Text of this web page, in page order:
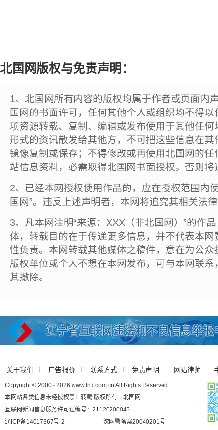
北国网版权与免责声明：
1、北国网所有内容的版权均属于作者或页面内
国网的书面许可，任何其他个人或组织均不得
项资源转载、复制、编辑或发布使用于其他任
形式的资讯散发给其他方，不可把这些信息在
镜像复制或保存；不得修改或再使用北国网的
站信息资料，必需取得北国网书面授权。否则将
2、已经本网授权使用作品的，应在授权范围内
国网”。违反上述声明者，本网将追究其相关法
3、凡本网注明“来源：XXX（非北国网）”的作
体，转载目的在于传递更多信息，并不代表本
性负责。本网转载其他媒体之稿件，意在为公
版权单位或个人不想在本网发布，可与本网联
其撤除。
关于我们 广告报价 联系方式 免责声明 网站律师
Copyright © 2000 - 2026 www.lnd.com.cn All Rights Reserved.
本网站各类信息未经授权禁止转载 版权所有 北国网
互联网新闻信息服务许可证编号：21120200045
辽ICP备14017367号-2
沈网警备案20040201号